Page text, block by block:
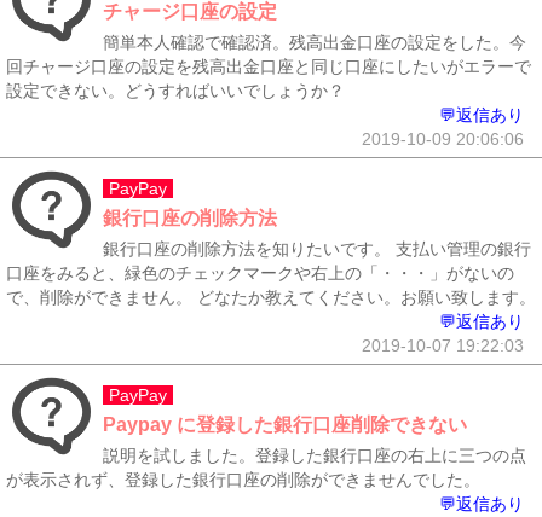
チャージ口座の設定
簡単本人確認で確認済。残高出金口座の設定をした。今
回チャージ口座の設定を残高出金口座と同じ口座にしたいがエラーで
設定できない。どうすればいいでしょうか？
💬返信あり
2019-10-09 20:06:06
PayPay
銀行口座の削除方法
銀行口座の削除方法を知りたいです。 支払い管理の銀行
口座をみると、緑色のチェックマークや右上の「・・・」がないの
で、削除ができません。 どなたか教えてください。お願い致します。
💬返信あり
2019-10-07 19:22:03
PayPay
Paypay に登録した銀行口座削除できない
説明を試しました。登録した銀行口座の右上に三つの点
が表示されず、登録した銀行口座の削除ができませんでした。
💬返信あり